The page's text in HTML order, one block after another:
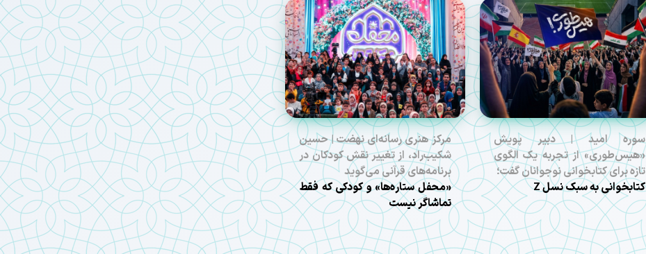
سوره امید | دبیر پویش
«هیس‌طوری» از تجربه یک الگوی
تازه برای کتابخوانی نوجوانان گفت؛
کتابخوانی به سبک نسل Z
مرکز هنری رسانه‌ای نهضت | حسین
شکیب‌راد، از تغییر نقش کودکان در
برنامه‌های قرآنی می‌گوید
«محفل ستاره‌ها» و کودکی که فقط
تماشاگر نیست